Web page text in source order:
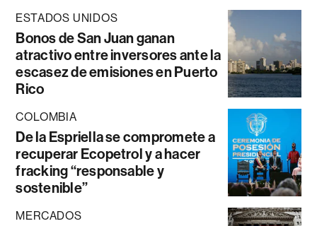
ESTADOS UNIDOS
Bonos de San Juan ganan
atractivo entre inversores ante la
escasez de emisiones en Puerto
Rico
COLOMBIA
De la Espriella se compromete a
recuperar Ecopetrol y a hacer
fracking “responsable y
sostenible”
MERCADOS